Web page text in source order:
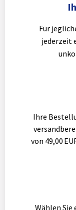
Für
jederzeit
Ihre
von 49,00
Wählen